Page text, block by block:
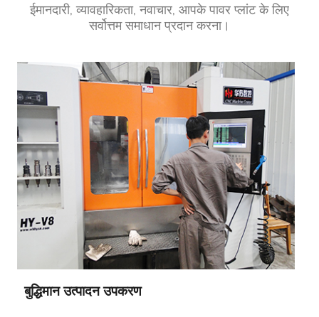
ईमानदारी, व्यावहारिकता, नवाचार, आपके पावर प्लांट के लिए
सर्वोत्तम समाधान प्रदान करना।
बुद्धिमान उत्पादन उपकरण